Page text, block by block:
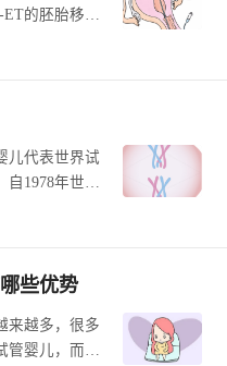
的胚胎移植
是否有异
儿代表世界试
自1978年世界
多万试管婴儿
些优势
来越多，很多
管婴儿，而且